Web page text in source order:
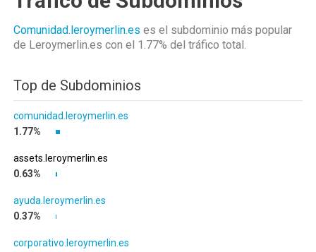
Comunidad.leroymerlin.es es el subdominio más popular
de Leroymerlin.es con el 1.77% del tráfico total.
Top de Subdominios
comunidad.leroymerlin.es
1.77%
assets.leroymerlin.es
0.63%
ayuda.leroymerlin.es
0.37%
corporativo.leroymerlin.es